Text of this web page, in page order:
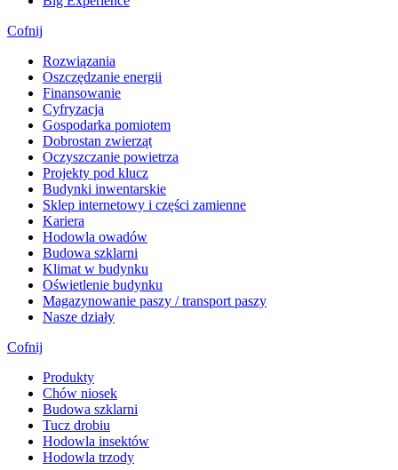
Cofnij
Rozwiązania
​Oszczędzanie energii
Finansowanie
Cyfryzacja
Gospodarka pomiotem
Dobrostan zwierząt
Oczyszczanie powietrza
Projekty pod klucz
Budynki inwentarskie
Sklep internetowy i części zamienne
Kariera
Hodowla owadów
Budowa szklarni
Klimat w budynku
Oświetlenie budynku
Magazynowanie paszy / transport paszy
Nasze działy
Cofnij
Produkty
Chów niosek
Budowa szklarni
Tucz drobiu
Hodowla insektów
Hodowla trzody